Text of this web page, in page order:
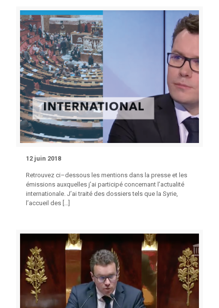
12 juin 2018
Retrouvez ci–dessous les mentions dans la presse et les
émissions auxquelles j’ai participé concernant l’actualité
internationale. J’ai traité des dossiers tels que la Syrie,
l’accueil des